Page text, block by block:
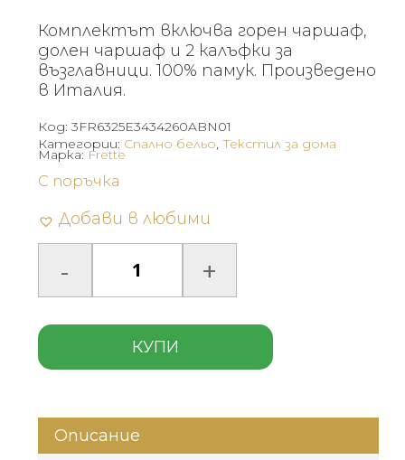
Комплектът включва горен чаршаф,
долен чаршаф и 2 калъфки за
възглавници. 100% памук. Произведено
в Италия.
Код: 3FR6325E3434260ABN01
Категории: Спално бельо, Текстил за дома
С поръчка
Добави в любими
КУПИ
Марка: Frette
Описание